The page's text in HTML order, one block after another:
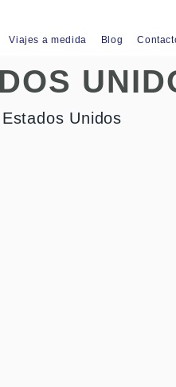
Viajes a medida Blog
Estados Unidos